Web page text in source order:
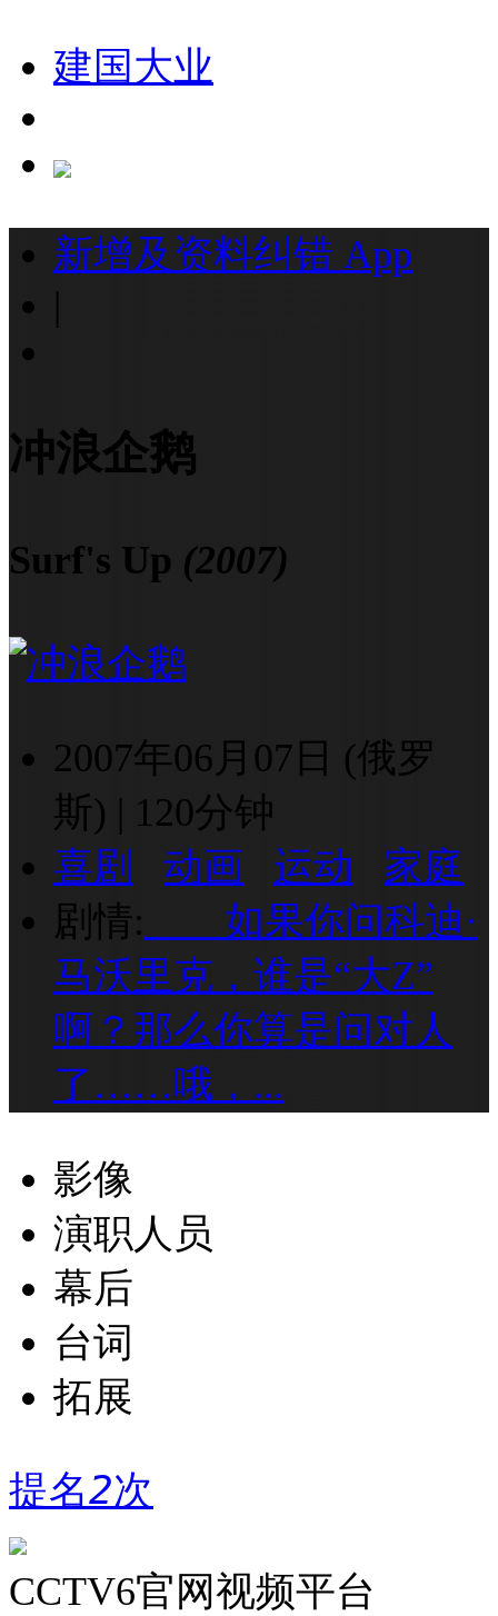
建国大业
新增及资料纠错 App
|
冲浪企鹅
Surf's Up (2007)
2007年06月07日 (俄罗
斯) | 120分钟
喜剧
动画 运动
家庭
剧情: 如果你问科迪·
马沃里克，谁是“大Z”
啊？那么你算是问对人
了……哦，...
影像
演职人员
幕后
台词
拓展
提名2次
CCTV6官网视频平台